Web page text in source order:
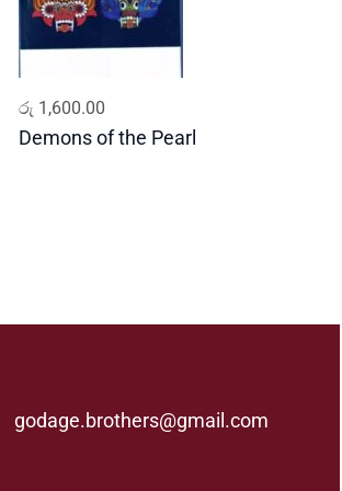
රු 1,600.00
Demons of the Pearl
godage.brothers@gmail.com